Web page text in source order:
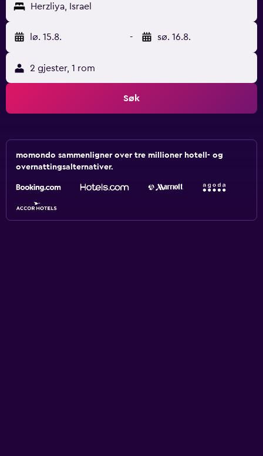
Herzliya, Israel
lø. 15.8. - sø. 16.8.
2 gjester, 1 rom
Søk
momondo sammenligner over tre millioner hotell- og
overnattingsalternativer.